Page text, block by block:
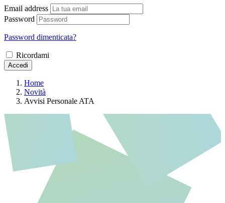
Email address
Password
Password dimenticata?
Ricordami
Accedi
Home
Novità
Avvisi Personale ATA